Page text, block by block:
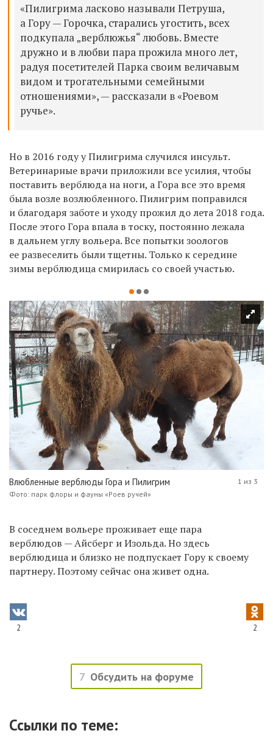
«Пилигрима ласково называли Петруша,
а Гору — Горочка, старались угостить, всех
подкупала „верблюжья“ любовь. Вместе
дружно и в любви пара прожила много лет,
радуя посетителей Парка своим величавым
видом и трогательными семейными
отношениями», — рассказали в «Роевом
ручье».
Но в 2016 году у Пилигрима случился инсульт.
Ветеринарные врачи приложили все усилия, чтобы
поставить верблюда на ноги, а Гора все это время
была возле возлюбленного. Пилигрим поправился
и благодаря заботе и уходу прожил до лета 2018 года.
После этого Гора впала в тоску, постоянно лежала
в дальнем углу вольера. Все попытки зоологов
ее развеселить были тщетны. Только к середине
зимы верблюдица смирилась со своей участью.
Влюбленные верблюды Гора и Пилигрим
Фото: парк флоры и фауны «Роев ручей»
1 из 3
В соседнем вольере проживает еще пара
верблюдов — Айсберг и Изольда. Но здесь
верблюдица и близко не подпускает Гору к своему
партнеру. Поэтому сейчас она живет одна.
2 2
7 Обсудить на форуме
Ссылки по теме: